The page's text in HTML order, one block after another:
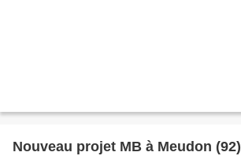
Nouveau projet MB à Meudon (92)